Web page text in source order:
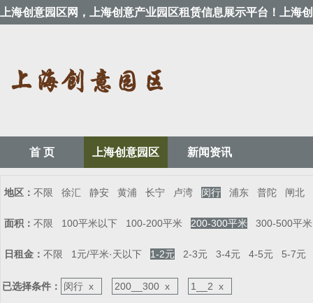
上海创意园区网，上海创意产业园区租赁信息展示平台！上
首 页 上海创意园区 新闻资讯
地区： 不限 徐汇 静安 黄浦 长宁 卢湾 闵行 浦东 普陀 闸北
面积： 不限 100平米以下 100-200平米 200-300平米 300-500平米
日租金： 不限 1元/平米·天以下 1-2元 2-3元 3-4元 4-5元 5-7元
已选择条件： 闵行 x 200__300 x 1__2 x